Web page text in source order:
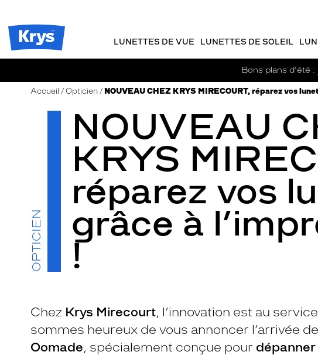
Opticien
Krys
LUNETTES DE VUE LUNETTES DE SOLEIL
Bons plans d'été :
Accueil Opticien NOUVEAU CHEZ KRYS MIRECOURT, réparez vos
OPTICIEN
NOUVEAU
KRYS
réparez vos
grâce à
!
Chez Krys Mirecourt, l’innovation est au
sommes heureux de vous annoncer l’arrivée
Oomade, spécialement conçue pour